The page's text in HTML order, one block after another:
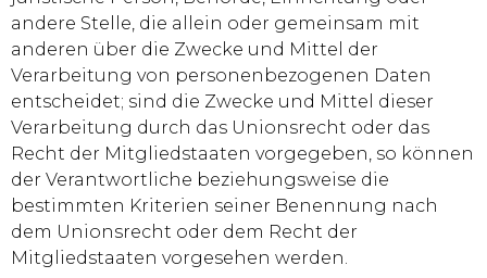
andere Stelle, die allein oder gemeinsam mit
anderen über die Zwecke und Mittel der
Verarbeitung von personenbezogenen Daten
entscheidet; sind die Zwecke und Mittel dieser
Verarbeitung durch das Unionsrecht oder das
Recht der Mitgliedstaaten vorgegeben, so können
der Verantwortliche beziehungsweise die
bestimmten Kriterien seiner Benennung nach
dem Unionsrecht oder dem Recht der
Mitgliedstaaten vorgesehen werden.